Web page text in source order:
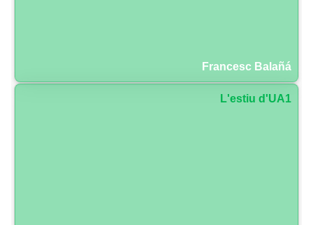
Francesc Balañá
L'estiu d'UA1